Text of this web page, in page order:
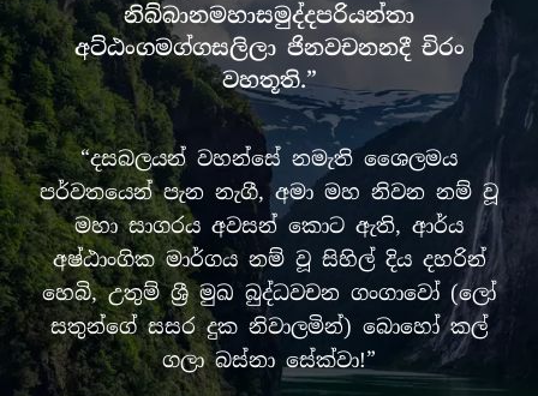
නිබ්බානමහාසමුද්දපරියන්තා
අට්ඨංගමග්ගසලිලා ජිනවචනනදී චිරං
වහතූති.”
“දසබලයන් වහන්සේ නමැති ශෛලමය
පර්වතයෙන් පැන නැගී, අමා මහ නිවන නම් වූ
මහා සාගරය අවසන් කොට ඇති, ආර්ය
අෂ්ඨාංගික මාර්ගය නම් වූ සිහිල් දිය දහරින්
හෙබි, උතුම් ශ්‍රී මුඛ බුද්ධවචන ගංගාවෝ (ලෝ
සතුන්ගේ සසර දුක නිවාලමින්) බොහෝ කල්
ගලා බස්නා සේක්වා!”